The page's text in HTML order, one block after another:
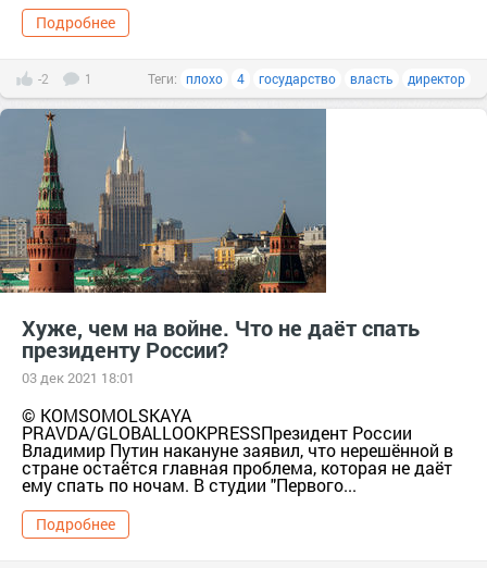
Подробнее
-2 1 Теги: плохо 4 государство власть директор
Хуже, чем на войне. Что не даёт спать
президенту России?
03 дек 2021 18:01
© KOMSOMOLSKAYA
PRAVDA/GLOBALLOOKPRESSПрезидент России
Владимир Путин накануне заявил, что нерешённой в
стране остаётся главная проблема, которая не даёт
ему спать по ночам. В студии "Первого...
Подробнее